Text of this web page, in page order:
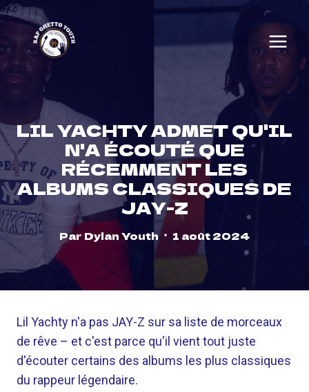
Skip
content
LIL YACHTY ADMET QU'IL
N'A ÉCOUTÉ QUE
RÉCEMMENT LES
ALBUMS CLASSIQUES DE
JAY-Z
Par Dylan Youth 1 août 2024
Lil Yachty n'a pas JAY-Z sur sa liste de morceaux
de rêve – et c'est parce qu'il vient tout juste
d'écouter certains des albums les plus classiques
du rappeur légendaire.